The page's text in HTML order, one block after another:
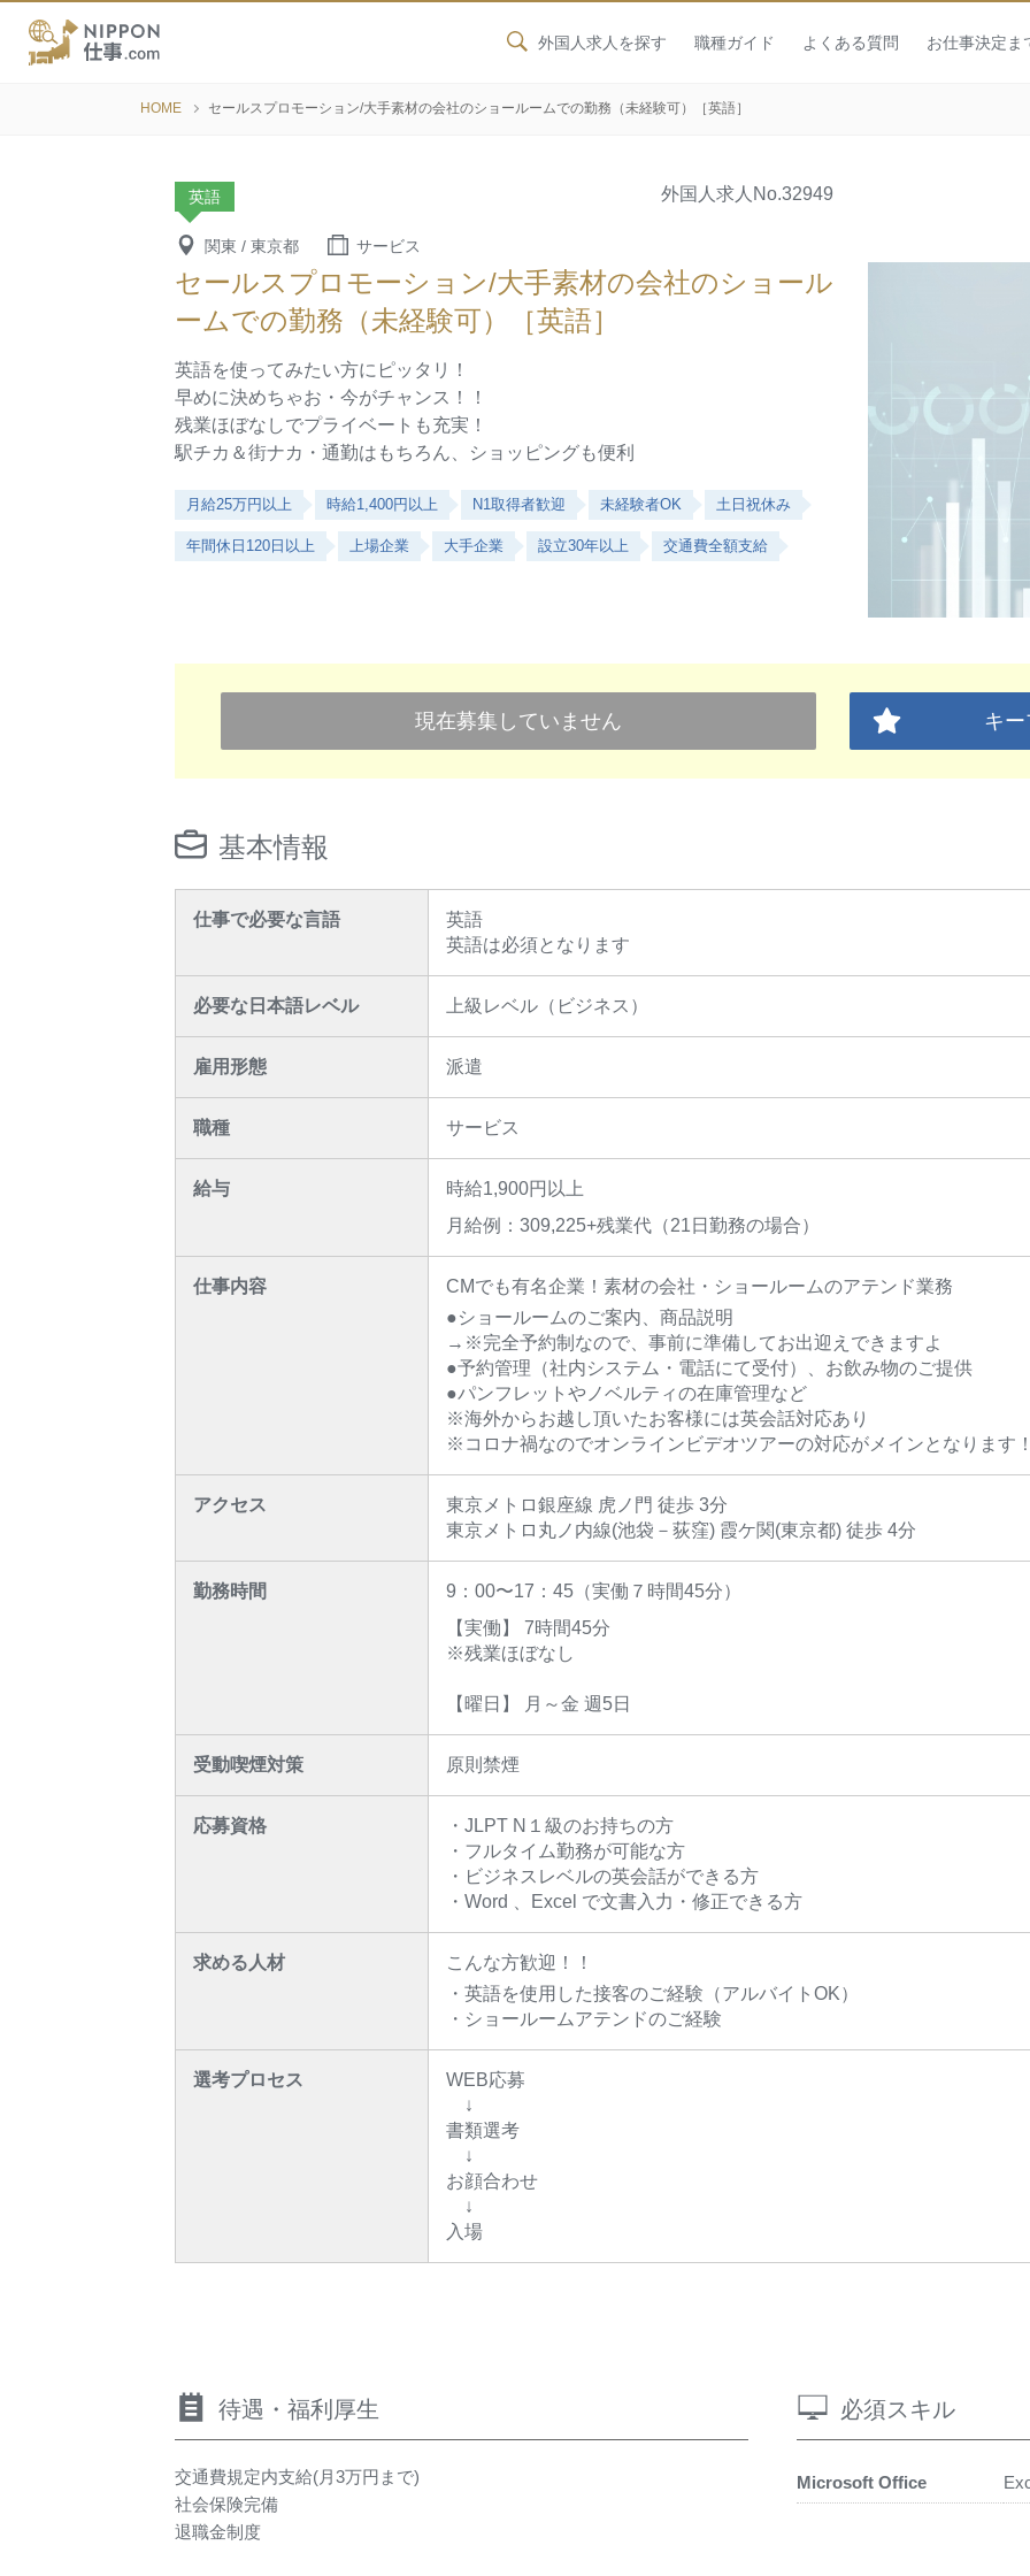
外国人求人を探す 職種ガイド よくある質問 お仕事決定ま
HOME セールスプロモーション/大手素材の会社のショールームでの勤務（未経験可）［英語］
英語 外国人求人 No.32949
関東 / 東京都 サービス
セールスプロモーション/大手素材の会社のショール
ームでの勤務（未経験可）［英語］
英語を使ってみたい方にピッタリ！
早めに決めちゃお・今がチャンス！！
残業ほぼなしでプライベートも充実！
駅チカ＆街ナカ・通勤はもちろん、ショッピングも便利
月給25万円以上 時給1,400円以上 N1取得者歓迎 未経験者OK 土日祝休み
年間休日120日以上 上場企業 大手企業 設立30年以上 交通費全額支給
現在募集していません キー
基本情報
仕事で必要な言語
英語
英語は必須となります
必要な日本語レベル 上級レベル（ビジネス）
雇用形態 派遣
職種 サービス
給与
時給1,900円以上
月給例：309,225+残業代（21日勤務の場合）
仕事内容
CMでも有名企業！素材の会社・ショールームのアテンド業務
●ショールームのご案内、商品説明
→※完全予約制なので、事前に準備してお出迎えできますよ
●予約管理（社内システム・電話にて受付）、お飲み物のご提供
●パンフレットやノベルティの在庫管理など
※海外からお越し頂いたお客様には英会話対応あり
※コロナ禍なのでオンラインビデオツアーの対応がメインとなります
アクセス
東京メトロ銀座線 虎ノ門 徒歩 3分
東京メトロ丸ノ内線(池袋－荻窪) 霞ケ関(東京都) 徒歩 4分
勤務時間
9：00〜17：45（実働７時間45分）
【実働】 7時間45分
※残業ほぼなし
【曜日】 月～金 週5日
受動喫煙対策 原則禁煙
応募資格
・JLPT N１級のお持ちの方
・フルタイム勤務が可能な方
・ビジネスレベルの英会話ができる方
・Word 、Excel で文書入力・修正できる方
求める人材
こんな方歓迎！！
・英語を使用した接客のご経験（アルバイトOK）
・ショールームアテンドのご経験
選考プロセス
WEB応募
↓
書類選考
↓
お顔合わせ
↓
入場
待遇・福利厚生
交通費規定内支給(月3万円まで)
社会保険完備
退職金制度
必須スキル
Microsoft Office